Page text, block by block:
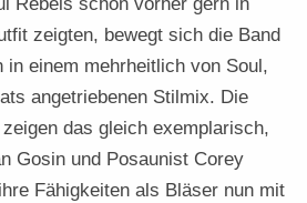
zeigten, bewegt sich die Band
in einem mehrheitlich von Soul,
angetriebenen Stilmix. Die
das gleich exemplarisch,
Gosin und Posaunist Corey
Fähigkeiten als Bläser nun mit